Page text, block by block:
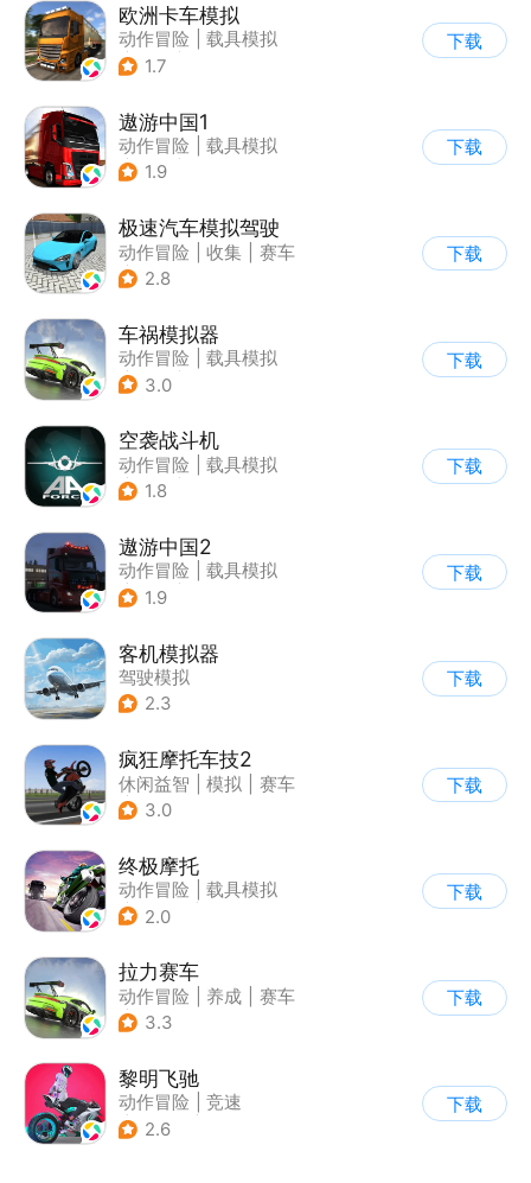
欧洲卡车模拟
动作冒险
载具模拟
| 汽车
1.7
下载
遨游中国1
动作冒险
载具模拟
| 汽车
1.9
下载
极速汽车模拟驾驶
动作冒险 收集
赛车
| 漂移
2.8
下载
车祸模拟器
动作冒险
载具模拟
| 汽车
3.0
下载
空袭战斗机
动作冒险
载具模拟
| 飞机
1.8
下载
遨游中国2
动作冒险
载具模拟
| 汽车
1.9
下载
客机模拟器
驾驶模拟
2.3
下载
疯狂摩托车技2
休闲益智 模拟
赛车
| 写实
3.0
下载
终极摩托
动作冒险
载具模拟
| 摩托车
2.0
下载
拉力赛车
动作冒险 养成
赛车
| 漂移
3.3
下载
黎明飞驰
动作冒险
竞速
| 摩托车
2.6
下载